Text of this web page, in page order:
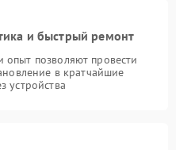
и быстрый ремонт
позволяют провести
в кратчайшие
устройства